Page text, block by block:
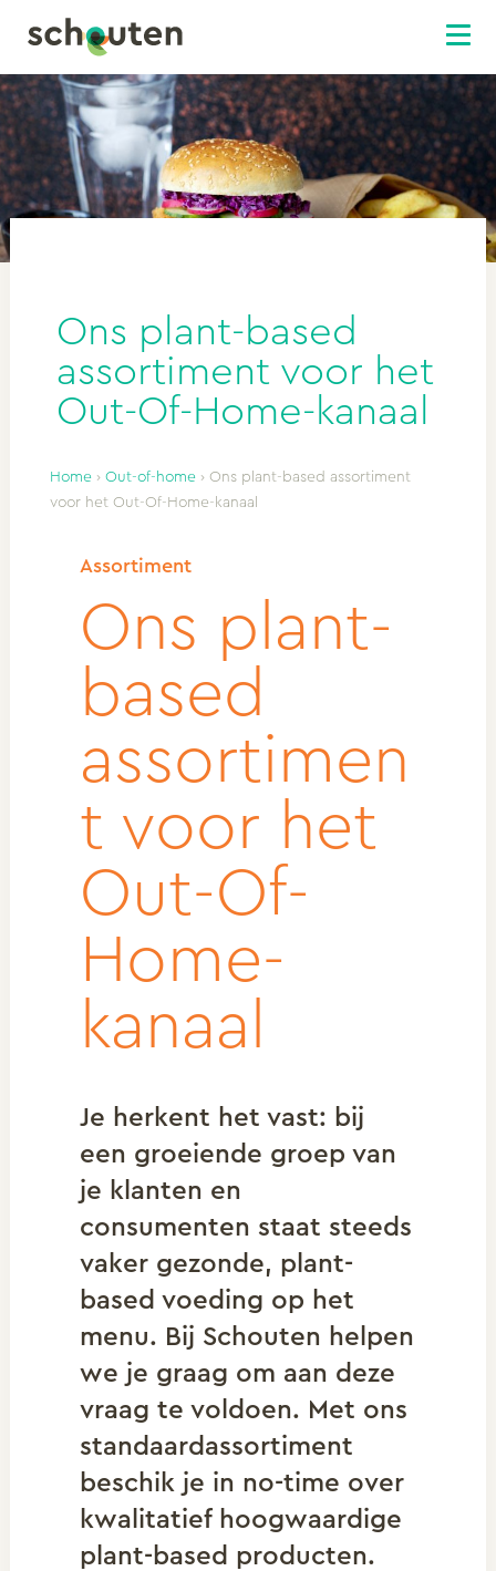
Ons plant-based
assortiment voor het
Out-Of-Home-kanaal
Home ›Out-of-home ›Ons plant-based assortiment
voor het Out-Of-Home-kanaal
Assortiment
Ons plant-
based
assortimen
t voor het
Out-Of-
Home-
kanaal
Je herkent het vast: bij
een groeiende groep van
je klanten en
consumenten staat steeds
vaker gezonde, plant-
based voeding op het
menu. Bij Schouten helpen
we je graag om aan deze
vraag te voldoen. Met ons
standaardassortiment
beschik je in no-time over
kwalitatief hoogwaardige
plant-based producten.